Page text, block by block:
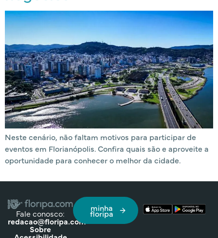
Neste cenário, não faltam motivos para participar de
eventos em Florianópolis. Confira quais são e aproveite a
oportunidade para conhecer o melhor da cidade.
Fale conosco:
redacao@floripa.com
Sobre
minha
floripa